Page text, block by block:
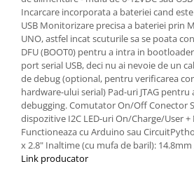
Filamente Speciale
Prusa I3 DIY Kit
Carti
Pentru Incepatori
Kituri incepatori Arduino
Pentru Incepatori
Micro:bit
Junior Robotics
Incarcare incorporata a bateriei cand
USB Monitorizare precisa a bateriei prin
UNO, astfel incat scuturile sa se poata
DFU (BOOT0) pentru a intra in
port serial USB, deci nu ai nevoie de un
de debug (optional, pentru verificarea
hardware-ului serial) Pad-uri JTAG pentru
debugging. Comutator On/Off Conector
dispozitive I2C LED-uri On/Charge/User
Functioneaza cu Arduino sau
x 2.8" Inaltime (cu mufa de baril):
Link producator